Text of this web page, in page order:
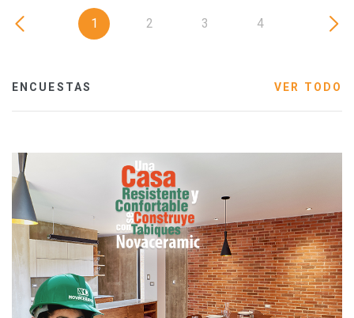
1 2 3 4
ENCUESTAS VER TODO